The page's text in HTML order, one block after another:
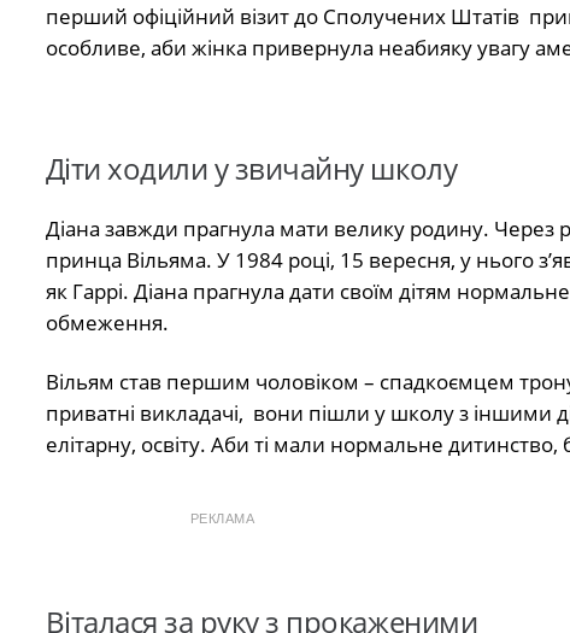
перший офіційний візит до Сполучених Штатів
особливе, аби жінка привернула неабияку увагу
Діти ходили у звичайну школу
Діана завжди прагнула мати велику родину. Через
принца Вільяма. У 1984 році, 15 вересня, у нього
як Гаррі. Діана прагнула дати своїм дітям
обмеження.
Вільям став першим чоловіком – спадкоємцем
приватні викладачі, вони пішли у школу з іншими
елітарну, освіту. Аби ті мали нормальне
РЕКЛАМА
Віталася за руку з прокаженими